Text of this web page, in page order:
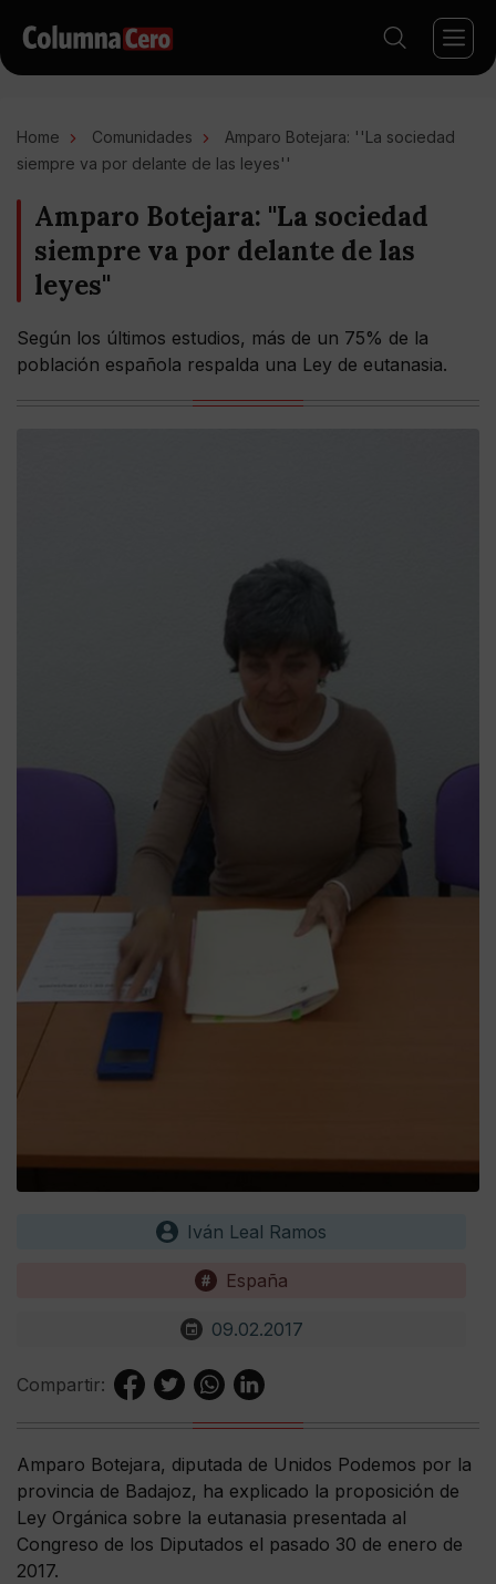
Home Comunidades
Amparo Botejara: ''La sociedad
siempre va por delante de las leyes''
Amparo Botejara: ''La sociedad
siempre va por delante de las
leyes''
Según los últimos estudios, más de un 75% de la
población española respalda una Ley de eutanasia.
Iván Leal Ramos
España
09.02.2017
Compartir:
Amparo Botejara, diputada de Unidos Podemos por la
provincia de Badajoz, ha explicado la proposición de
Ley Orgánica sobre la eutanasia presentada al
Congreso de los Diputados el pasado 30 de enero de
2017.